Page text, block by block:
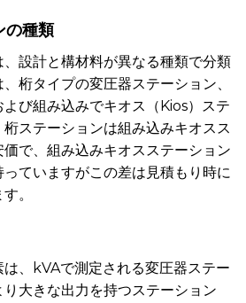
の種類
設計と構材料が異なる種類で分類
桁タイプの変圧器ステーション、
び組み込みでキオス（Kios）ステ
ステーションは組み込みキオスス
で、組み込みキオスステーション
ていますがこの差は見積もり時に
。
は、kVAで測定される変圧器ステー
大きな出力を持つステーション